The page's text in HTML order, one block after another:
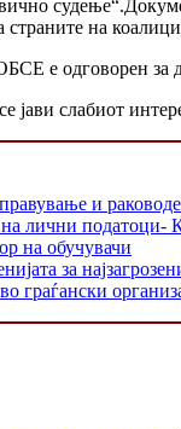
на
е одговорен за
слабиот
и
лични податоци-
на обучувачи
за
граѓански